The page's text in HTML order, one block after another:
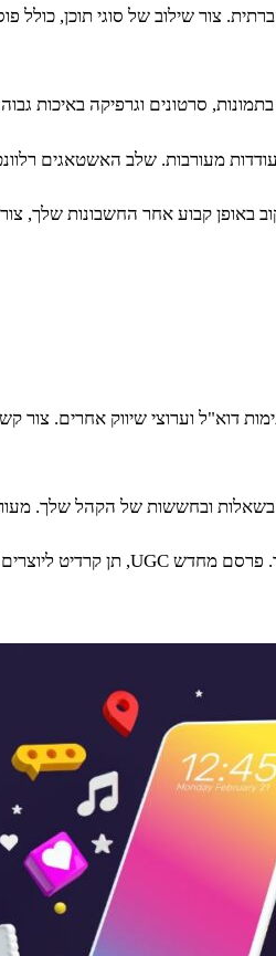
צור שילוב של סוגי תוכן, כולל
סרטונים וגרפיקה באיכות
מעורבות. שלב האשטאגים
באופן קבוע אחר החשבונות שלך,
וערוצי שיווק אחרים. צור
בשאלות ובחששות של הקהל שלך.